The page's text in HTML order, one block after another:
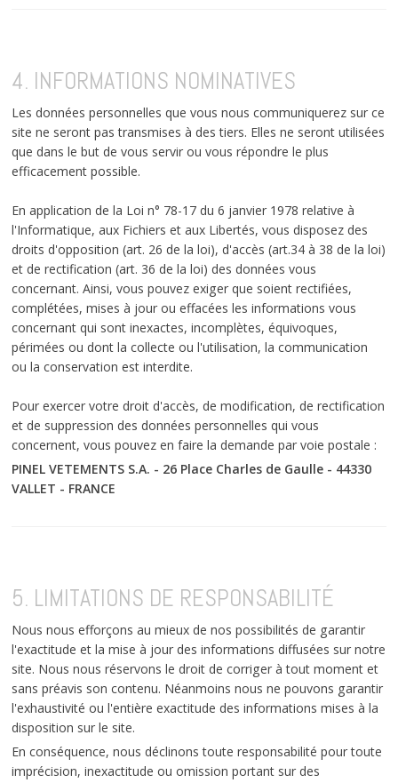
4. INFORMATIONS NOMINATIVES
Les données personnelles que vous nous communiquerez sur ce
site ne seront pas transmises à des tiers. Elles ne seront utilisées
que dans le but de vous servir ou vous répondre le plus
efficacement possible.
En application de la Loi n° 78-17 du 6 janvier 1978 relative à
l'Informatique, aux Fichiers et aux Libertés, vous disposez des
droits d'opposition (art. 26 de la loi), d'accès (art.34 à 38 de la loi)
et de rectification (art. 36 de la loi) des données vous
concernant. Ainsi, vous pouvez exiger que soient rectifiées,
complétées, mises à jour ou effacées les informations vous
concernant qui sont inexactes, incomplètes, équivoques,
périmées ou dont la collecte ou l'utilisation, la communication
ou la conservation est interdite.
Pour exercer votre droit d'accès, de modification, de rectification
et de suppression des données personnelles qui vous
concernent, vous pouvez en faire la demande par voie postale :
PINEL VETEMENTS S.A. - 26 Place Charles de Gaulle - 44330
VALLET - FRANCE
5. LIMITATIONS DE RESPONSABILITÉ
Nous nous efforçons au mieux de nos possibilités de garantir
l'exactitude et la mise à jour des informations diffusées sur notre
site. Nous nous réservons le droit de corriger à tout moment et
sans préavis son contenu. Néanmoins nous ne pouvons garantir
l'exhaustivité ou l'entière exactitude des informations mises à la
disposition sur le site.
En conséquence, nous déclinons toute responsabilité pour toute
imprécision, inexactitude ou omission portant sur des